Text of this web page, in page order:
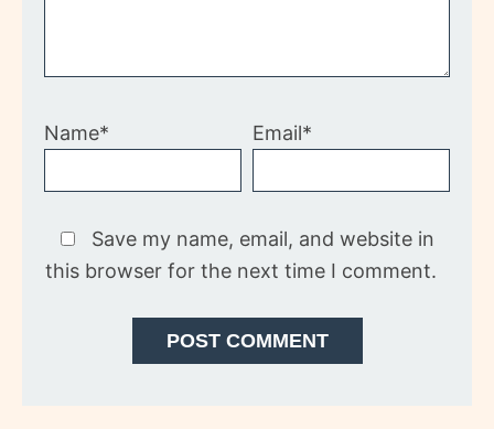
Name* Email*
Save my name, email, and website in
this browser for the next time I comment.